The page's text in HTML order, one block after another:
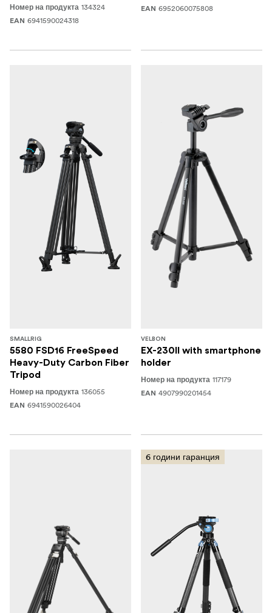
Номер на продукта 134324
EAN 6941590024318
EAN 6952060075808
SMALLRIG
5580 FSD16 FreeSpeed
Heavy-Duty Carbon Fiber
Tripod
Номер на продукта 136055
EAN 6941590026404
VELBON
EX-230II with smartphone
holder
Номер на продукта 117179
EAN 4907990201454
6 години гаранция